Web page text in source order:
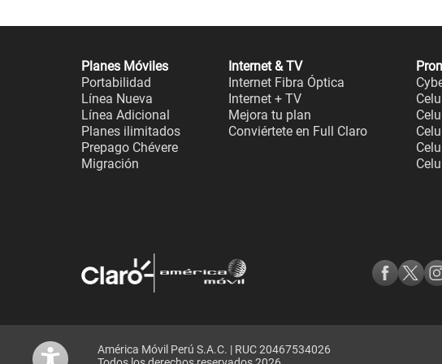
Planes Móviles
Portabilidad
Línea Nueva
Línea Adicional
Planes ilimitados
Prepago Chévere
Migración
Internet & TV
Internet Fibra Óptica
Internet + TV
Mejora tu plan
Conviértete en Full Claro
América Móvil Perú S.A.C. | RUC 20467534026